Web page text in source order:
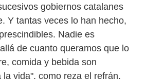
gobiernos catalanes
Y tantas veces lo han hecho,
Nadie es
de cuanto queramos que lo
comida y bebida son
la vida", como reza el refrán.